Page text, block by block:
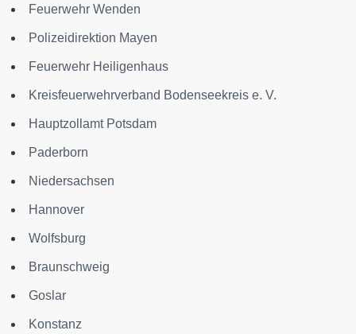
Feuerwehr Wenden
Polizeidirektion Mayen
Feuerwehr Heiligenhaus
Kreisfeuerwehrverband Bodenseekreis e. V.
Hauptzollamt Potsdam
Paderborn
Niedersachsen
Hannover
Wolfsburg
Braunschweig
Goslar
Konstanz